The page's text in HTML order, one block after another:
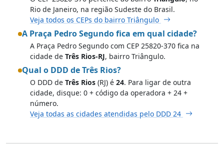
Rio de Janeiro, na região Sudeste do Brasil.
Veja todos os CEPs do bairro Triângulo
A Praça Pedro Segundo fica em qual cidade?
A Praça Pedro Segundo com CEP 25820-370 fica na
cidade de Três Rios-RJ, bairro Triângulo.
Qual o DDD de Três Rios?
O DDD de Três Rios (RJ) é 24. Para ligar de outra
cidade, disque: 0 + código da operadora + 24 +
número.
Veja todas as cidades atendidas pelo DDD 24